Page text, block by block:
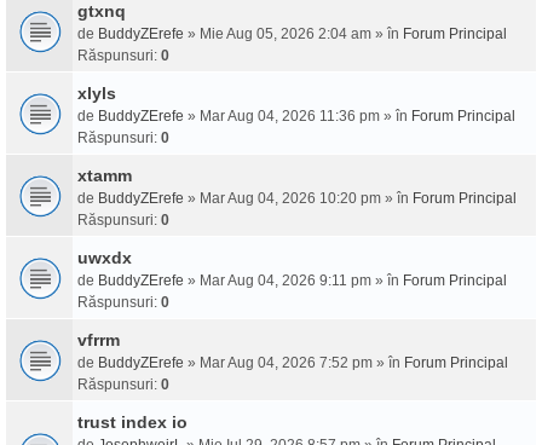
gtxnq
de BuddyZErefe » Mie Aug 05, 2026 2:04 am » în Forum Principal
Răspunsuri: 0
xlyls
de BuddyZErefe » Mar Aug 04, 2026 11:36 pm » în Forum Principal
Răspunsuri: 0
xtamm
de BuddyZErefe » Mar Aug 04, 2026 10:20 pm » în Forum Principal
Răspunsuri: 0
uwxdx
de BuddyZErefe » Mar Aug 04, 2026 9:11 pm » în Forum Principal
Răspunsuri: 0
vfrrm
de BuddyZErefe » Mar Aug 04, 2026 7:52 pm » în Forum Principal
Răspunsuri: 0
trust index io